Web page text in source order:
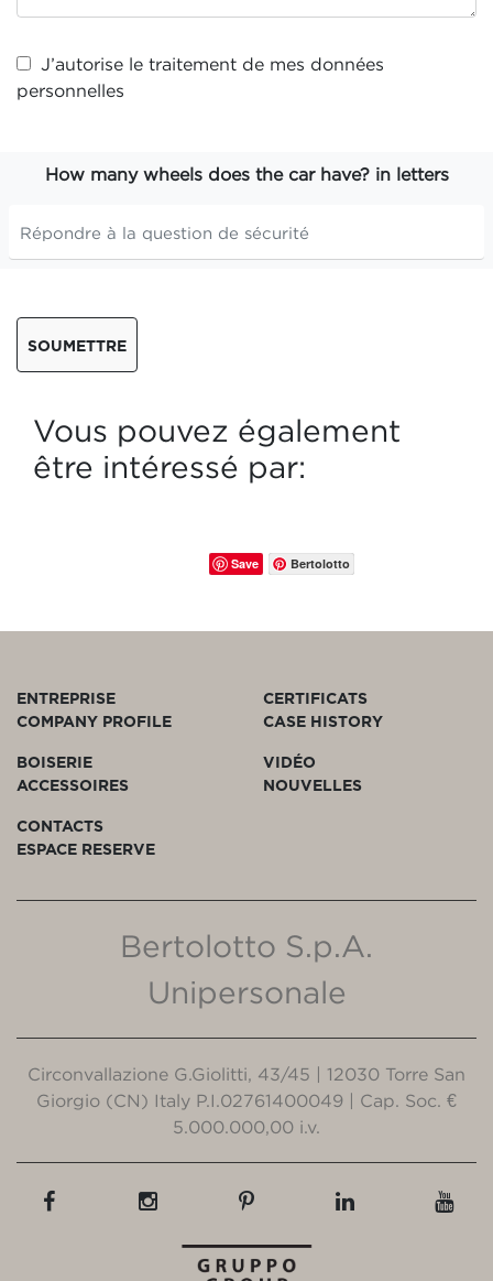
J’autorise le traitement de mes données
personnelles
How many wheels does the car have? in letters
SOUMETTRE
Vous pouvez également
être intéressé par:
Save Bertolotto
ENTREPRISE
COMPANY PROFILE
CERTIFICATS
CASE HISTORY
BOISERIE
ACCESSOIRES
VIDÉO
NOUVELLES
CONTACTS
ESPACE RESERVE
Bertolotto S.p.A.
Unipersonale
Circonvallazione G.Giolitti, 43/45 | 12030 Torre San
Giorgio (CN) Italy P.I.02761400049 | Cap. Soc. €
5.000.000,00 i.v.